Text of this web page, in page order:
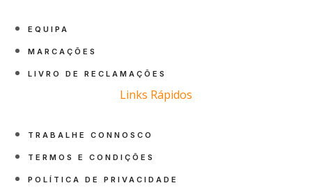
EQUIPA
MARCAÇÕES
LIVRO DE RECLAMAÇÕES
Links Rápidos
TRABALHE CONNOSCO
TERMOS E CONDIÇÕES
POLÍTICA DE PRIVACIDADE